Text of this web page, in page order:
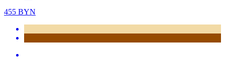
455 BYN